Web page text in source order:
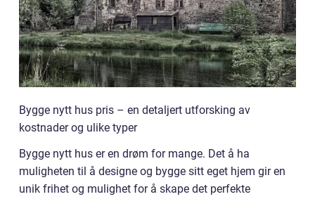
Bygge nytt hus pris – en detaljert utforsking av
kostnader og ulike typer
Bygge nytt hus er en drøm for mange. Det å ha
muligheten til å designe og bygge sitt eget hjem gir en
unik frihet og mulighet for å skape det perfekte